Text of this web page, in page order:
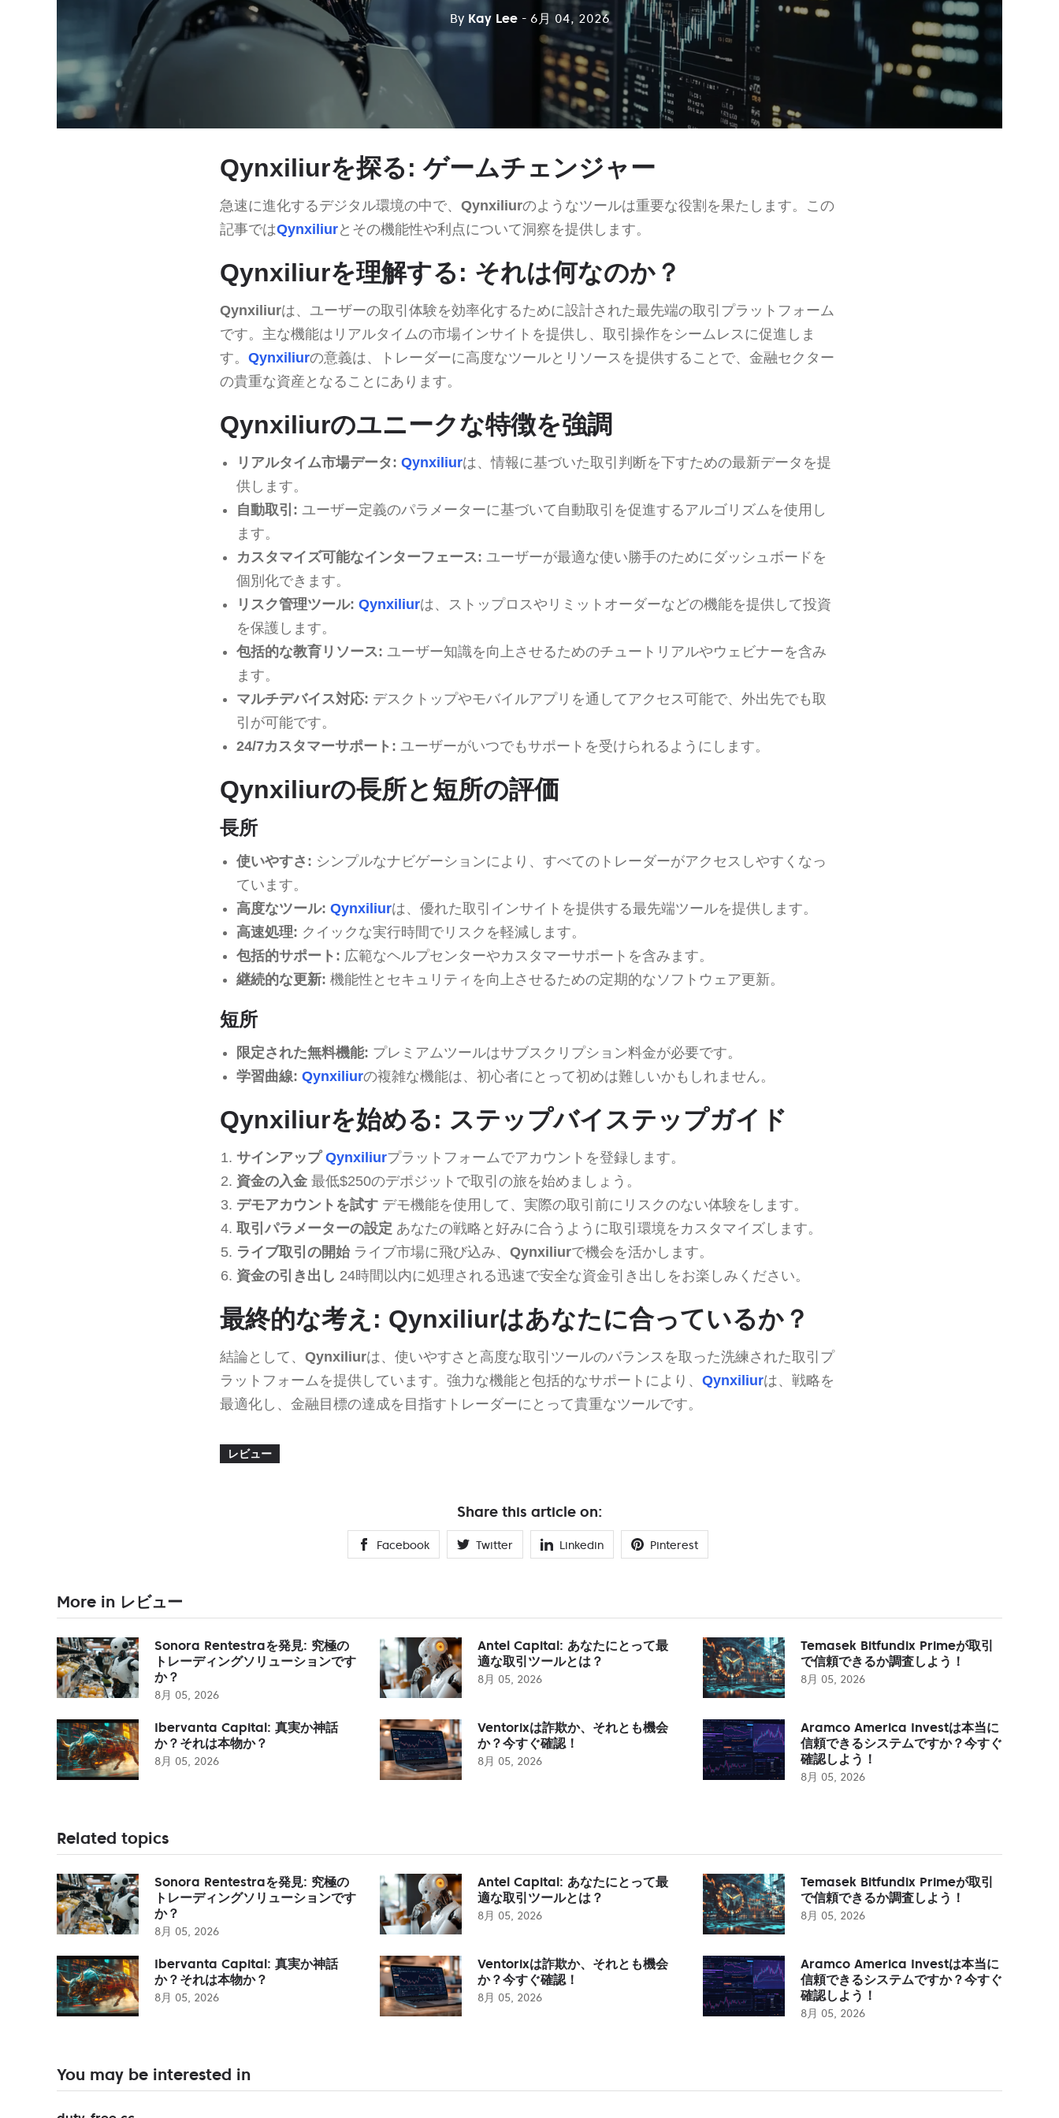
By Kay Lee - 6月 04, 2026
Qynxiliurを探る: ゲームチェンジャー
急速に進化するデジタル環境の中で、 Qynxiliurのようなツールは重要な役割を果たします。この
記事ではQynxiliurとその機能性や利点について洞察を提供します。
Qynxiliurを理解する: それは何なのか？
Qynxiliurは、ユーザーの取引体験を効率化するために設計された最先端の取引プラットフォーム
です。主な機能はリアルタイムの市場インサイトを提供し、取引操作をシームレスに促進しま
す。 Qynxiliurの意義は、トレーダーに高度なツールとリソースを提供することで、金融セクター
の貴重な資産となることにあります。
Qynxiliurのユニークな特徴を強調
リアルタイム市場データ: Qynxiliurは、情報に基づいた取引判断を下すための最新データを提
供します。
自動取引: ユーザー定義のパラメーターに基づいて自動取引を促進するアルゴリズムを使用し
ます。
カスタマイズ可能なインターフェース: ユーザーが最適な使い勝手のためにダッシュボードを
個別化できます。
リスク管理ツール: Qynxiliurは、ストップロスやリミットオーダーなどの機能を提供して投資
を保護します。
包括的な教育リソース: ユーザー知識を向上させるためのチュートリアルやウェビナーを含み
ます。
マルチデバイス対応: デスクトップやモバイルアプリを通してアクセス可能で、外出先でも取
引が可能です。
24/7カスタマーサポート: ユーザーがいつでもサポートを受けられるようにします。
Qynxiliurの長所と短所の評価
長所
使いやすさ: シンプルなナビゲーションにより、すべてのトレーダーがアクセスしやすくなっ
ています。
高度なツール: Qynxiliurは、優れた取引インサイトを提供する最先端ツールを提供します。
高速処理: クイックな実行時間でリスクを軽減します。
包括的サポート: 広範なヘルプセンターやカスタマーサポートを含みます。
継続的な更新: 機能性とセキュリティを向上させるための定期的なソフトウェア更新。
短所
限定された無料機能: プレミアムツールはサブスクリプション料金が必要です。
学習曲線: Qynxiliurの複雑な機能は、初心者にとって初めは難しいかもしれません。
Qynxiliurを始める: ステップバイステップガイド
サインアップ Qynxiliurプラットフォームでアカウントを登録します。
資金の入金最低$250のデポジットで取引の旅を始めましょう。
デモアカウントを試すデモ機能を使用して、実際の取引前にリスクのない体験をします。
取引パラメーターの設定 あなたの戦略と好みに合うように取引環境をカスタマイズします。
ライブ取引の開始ライブ市場に飛び込み、 Qynxiliurで機会を活かします。
資金の引き出し 24時間以内に処理される迅速で安全な資金引き出しをお楽しみください。
最終的な考え: Qynxiliurはあなたに合っているか？
結論として、 Qynxiliurは、使いやすさと高度な取引ツールのバランスを取った洗練された取引プ
ラットフォームを提供しています。強力な機能と包括的なサポートにより、 Qynxiliurは、戦略を
最適化し、金融目標の達成を目指すトレーダーにとって貴重なツールです。
レビュー
Share this article on:
Facebook Twitter Linkedin Pinterest
More in レビュー
Sonora Rentestraを発見: 究極の
トレーディングソリューションです
か？
8月 05, 2026
Antel Capital: あなたにとって最
適な取引ツールとは？
8月 05, 2026
Temasek Bitfundix Primeが取引
で信頼できるか調査しよう！
8月 05, 2026
Ibervanta Capital: 真実か神話
か？それは本物か？
8月 05, 2026
Ventorixは詐欺か、それとも機会
か？今すぐ確認！
8月 05, 2026
Aramco America Investは本当に
信頼できるシステムですか？今すぐ
確認しよう！
8月 05, 2026
Related topics
Sonora Rentestraを発見: 究極の
トレーディングソリューションです
か？
8月 05, 2026
Antel Capital: あなたにとって最
適な取引ツールとは？
8月 05, 2026
Temasek Bitfundix Primeが取引
で信頼できるか調査しよう！
8月 05, 2026
Ibervanta Capital: 真実か神話
か？それは本物か？
8月 05, 2026
Ventorixは詐欺か、それとも機会
か？今すぐ確認！
8月 05, 2026
Aramco America Investは本当に
信頼できるシステムですか？今すぐ
確認しよう！
8月 05, 2026
You may be interested in